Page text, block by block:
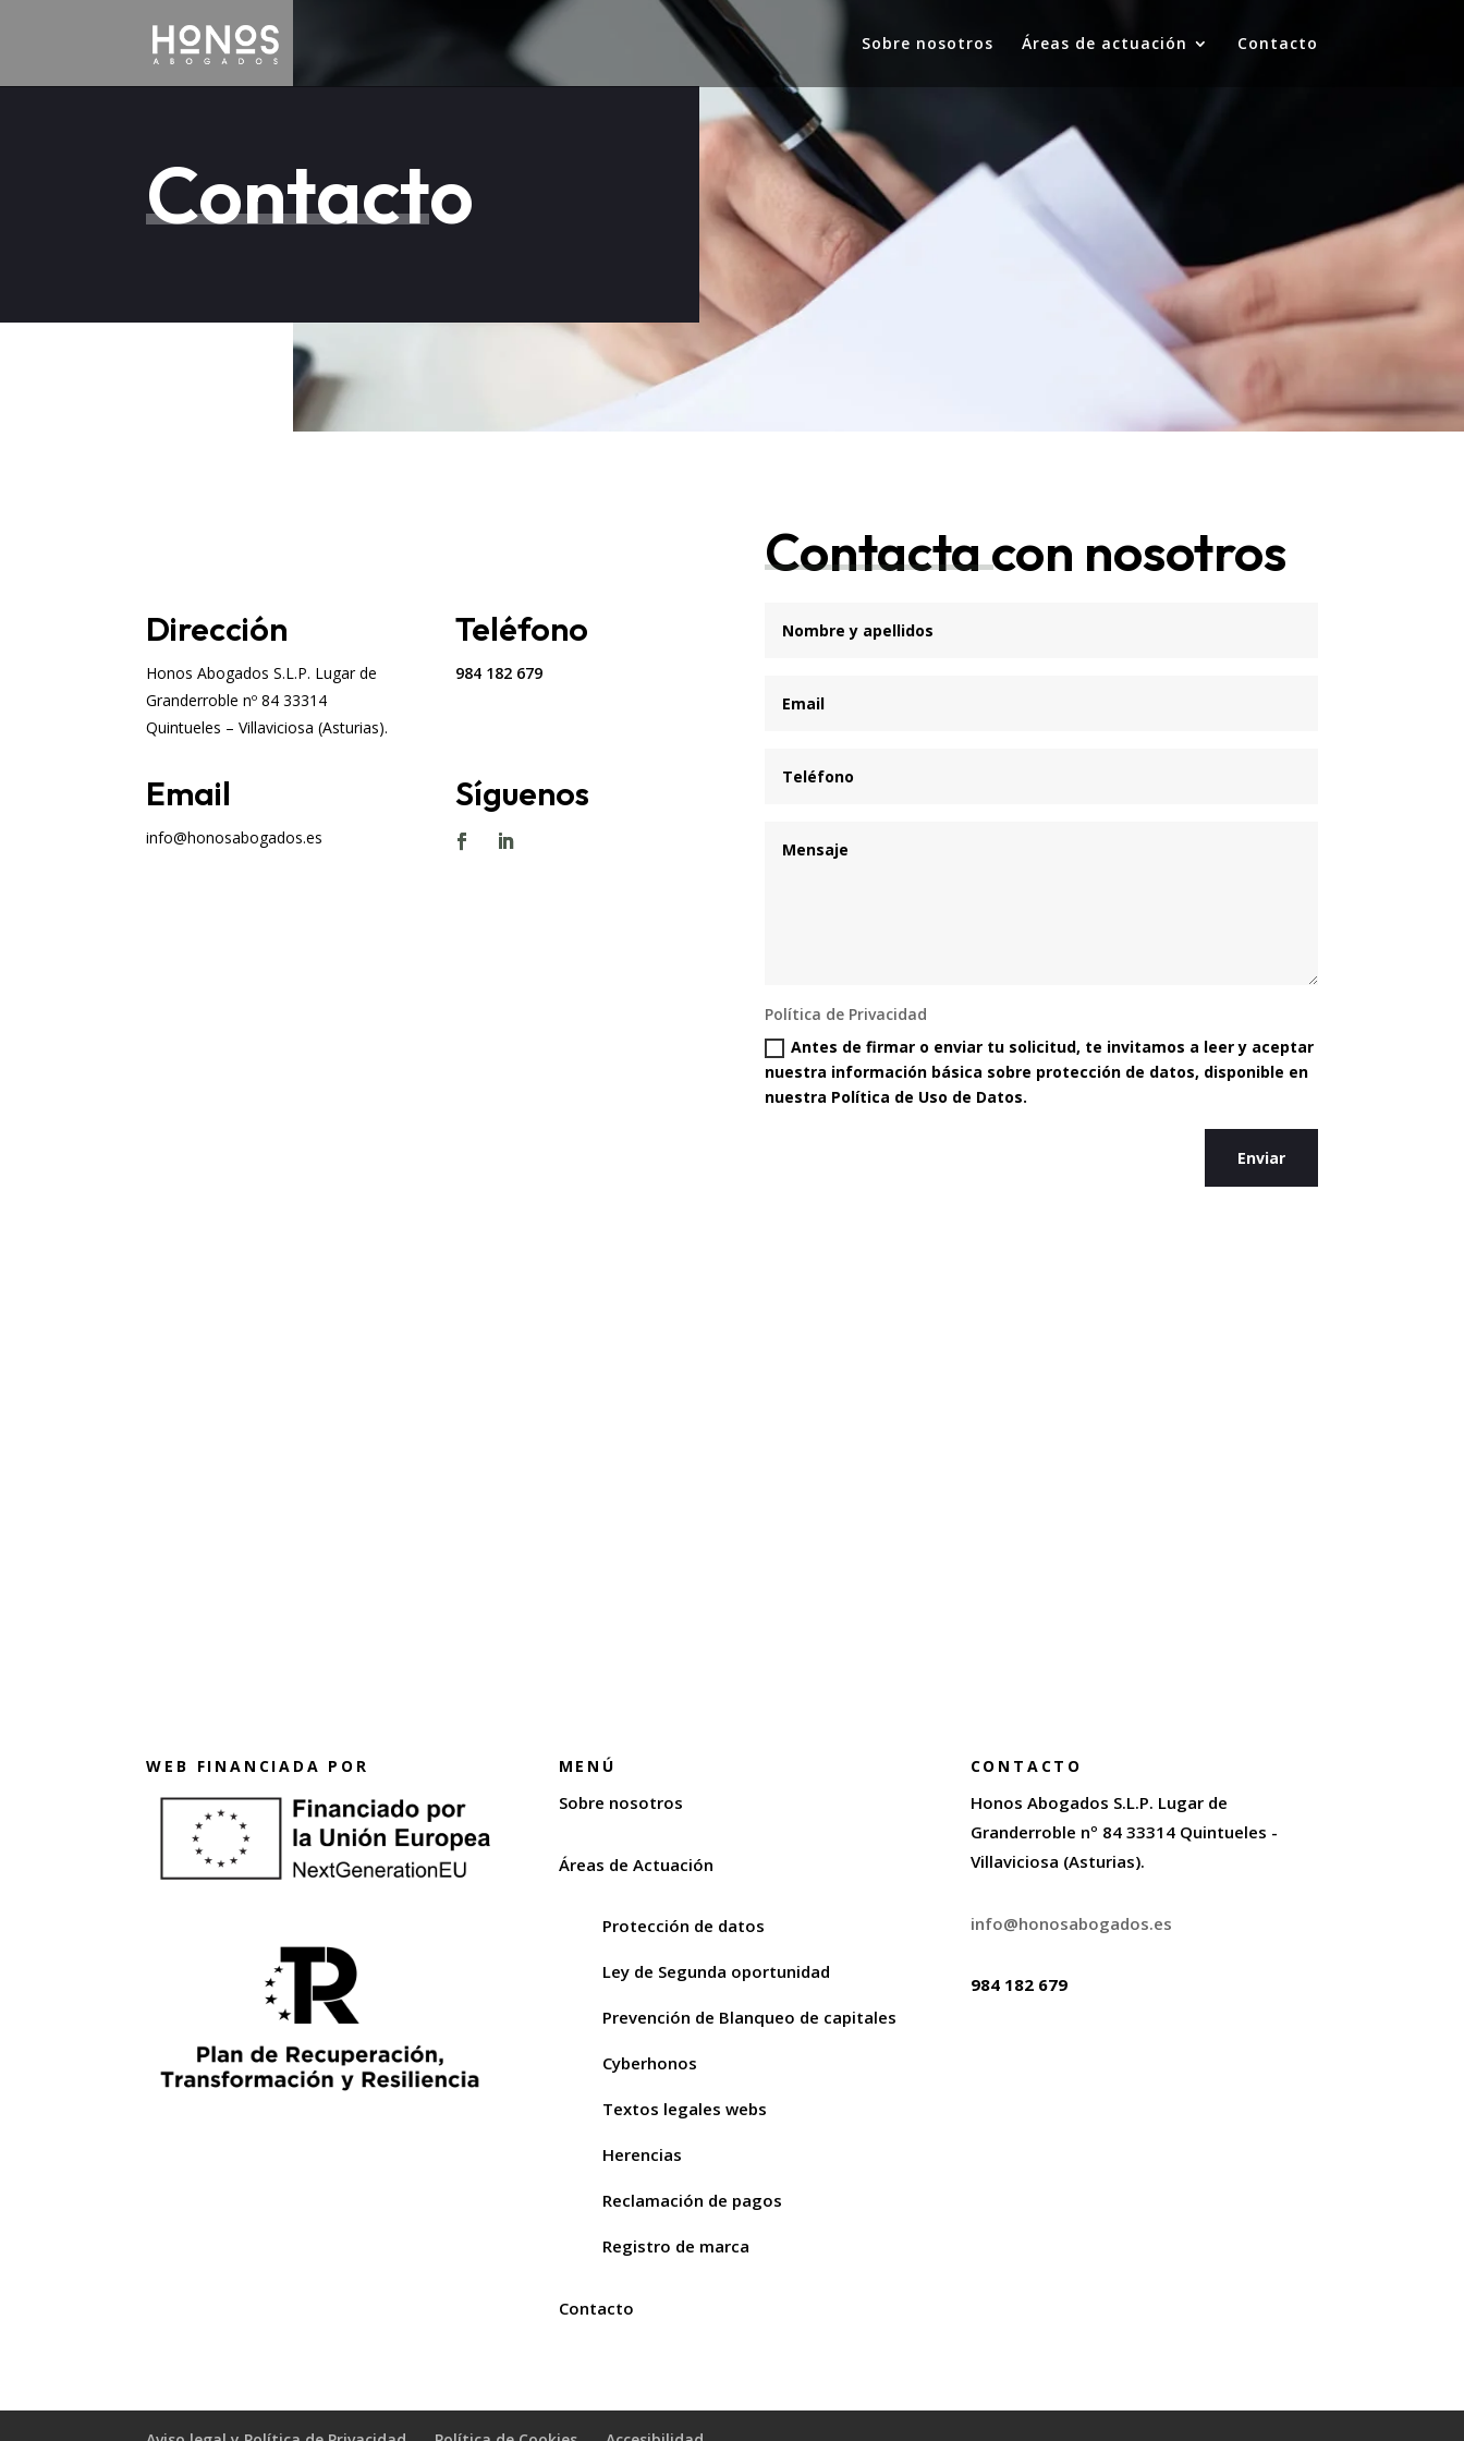
Sobre nosotros Áreas de actuación Contacto
Contacto
Dirección
Honos Abogados S.L.P. Lugar de
Granderroble nº 84 33314
Quintueles – Villaviciosa (Asturias).
Teléfono
984 182 679
Email
info@honosabogados.es
Síguenos
Contacta con nosotros
Política de Privacidad
Antes de firmar o enviar tu solicitud, te invitamos a leer y aceptar
nuestra información básica sobre protección de datos, disponible en
nuestra Política de Uso de Datos.
Enviar
WEB FINANCIADA POR MENÚ
Sobre nosotros
Áreas de Actuación
Protección de datos
Ley de Segunda oportunidad
Prevención de Blanqueo de capitales
Cyberhonos
Textos legales webs
Herencias
Reclamación de pagos
Registro de marca
Contacto
CONTACTO
Honos Abogados S.L.P. Lugar de
Granderroble nº 84 33314 Quintueles -
Villaviciosa (Asturias).
info@honosabogados.es
984 182 679